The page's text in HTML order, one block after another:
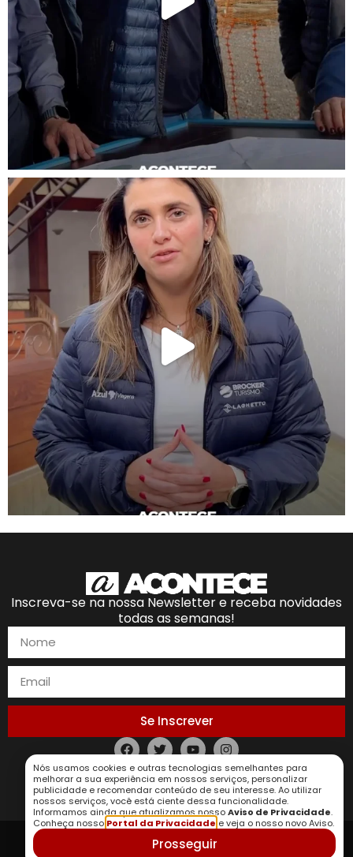
Inscreva-se na nossa Newsletter e receba novidades
todas as semanas!
Se Inscrever
Política de Privacidade
Nós usamos cookies e outras tecnologias semelhantes para
melhorar a sua experiência em nossos serviços, personalizar
publicidade e recomendar conteúdo de seu interesse. Ao utilizar
nossos serviços, você está ciente dessa funcionalidade.
Informamos ainda que atualizamos nossoAviso de Privacidade.
Conheça nosso Portal da Privacidade e veja o nosso novo Aviso.
Prosseguir